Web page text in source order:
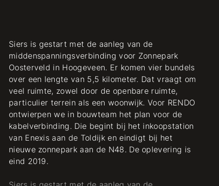
Siers is gestart met de aanleg van de
middenspanningsverbinding voor Zonnepark
Oosterveld in Hoogeveen. Er komen vier bundels
over een lengte van 5,5 kilometer. Dat vraagt om
veel ruimte, zowel door de openbare ruimte,
particulier terrein als een woonwijk. Voor RENDO
ontwierpen we in bouwteam het plan voor de
kabelverbinding. Die begint bij het inkoopstation
van Enexis aan de Toldijk en eindigt bij het
nieuwe zonnepark aan de N48. De oplevering is
eind 2019.